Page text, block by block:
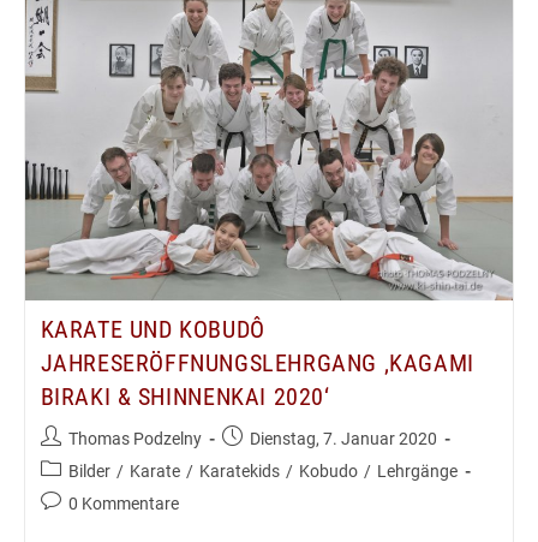
Prüfungen
31.1.2020
KARATE UND KOBUDÔ
JAHRESERÖFFNUNGSLEHRGANG ‚KAGAMI
BIRAKI & SHINNENKAI 2020‘
Beitrags-
Autor:
Thomas Podzelny
Beitrag
veröffentlicht:
Dienstag, 7. Januar 2020
Beitrags-
Kategorie:
Bilder / Karate / Karatekids / Kobudo / Lehrgänge
Beitrags-
0 Kommentare